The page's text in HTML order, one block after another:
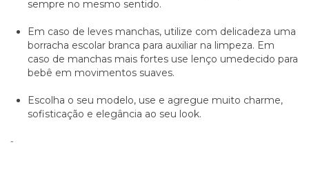
sempre no mesmo sentido.
Em caso de leves manchas, utilize com delicadeza uma
borracha escolar branca para auxiliar na limpeza. Em
caso de manchas mais fortes use lenço umedecido para
bebê em movimentos suaves.
Escolha o seu modelo, use e agregue muito charme,
sofisticação e elegância ao seu look.
-